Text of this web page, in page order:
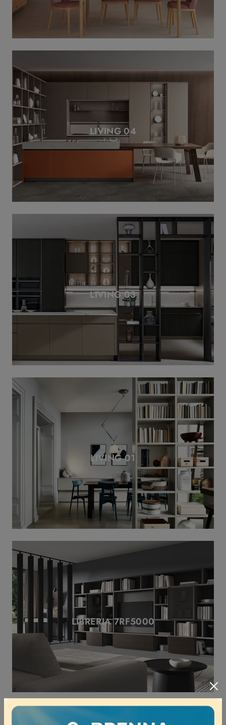
LIVING 04
LIVING 03
LIVING 01
LIBRERIA 7RF5000